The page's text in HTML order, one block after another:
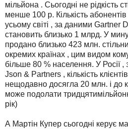
мільйона . Сьогодні не рідкість
менше 100 р. Кількість
усьому світі , за даними Gartner
становить близько 1 млрд. У
продано близько 423 млн.
окремих країнах , цим видом
більше 80 % населення. У Росії ,
Json & Partners , кількість
нещодавно досягла 20 млн. і до
може подолати
рік)
А Мартін Купер сьогодні керує